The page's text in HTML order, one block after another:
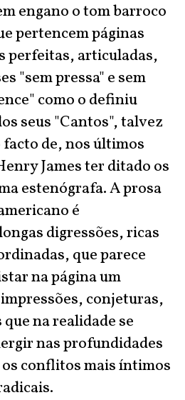
engano o tom barroco
pertencem páginas
perfeitas, articuladas,
"sem pressa" e sem
como o definiu
seus "Cantos", talvez
de, nos últimos
James ter ditado os
estenógrafa. A prosa
é
digressões, ricas
que parece
na página um
conjeturas,
na realidade se
nas profundidades
conflitos mais íntimos